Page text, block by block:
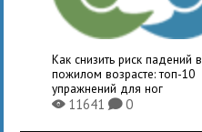
Как снизить риск падений в
пожилом возрасте: топ-10
упражнений для ног
X11641K0